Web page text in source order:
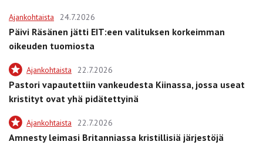
Ajankohtaista 24.7.2026
Päivi Räsänen jätti EIT:een valituksen korkeimman
oikeuden tuomiosta
Ajankohtaista 22.7.2026
Pastori vapautettiin vankeudesta Kiinassa, jossa useat
kristityt ovat yhä pidätettyinä
Ajankohtaista 22.7.2026
Amnesty leimasi Britanniassa kristillisiä järjestöjä